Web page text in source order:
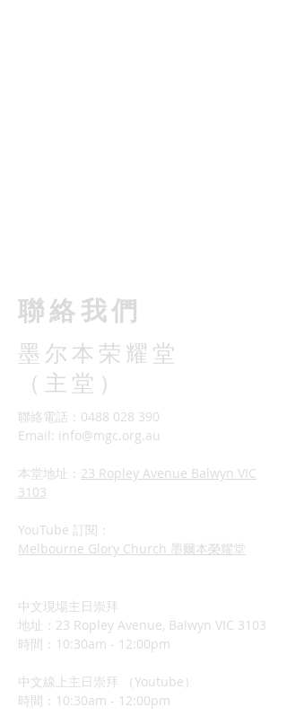
​聯絡我們
墨尔本荣耀堂
（主堂）
聯絡電話：0488 028 390
Email: info@mgc.org.au
本堂地址： 23 Ropley Avenue Balwyn VIC
3103
YouTube 訂閱：
Melbourne Glory Church 墨爾本榮耀堂
中文現場主日崇拜
地址：23 Ropley Avenue, Balwyn VIC 3103
時間：10:30am - 12:00pm
中文線上主日崇拜 （Youtube）
時間：10:30am - 12:00pm